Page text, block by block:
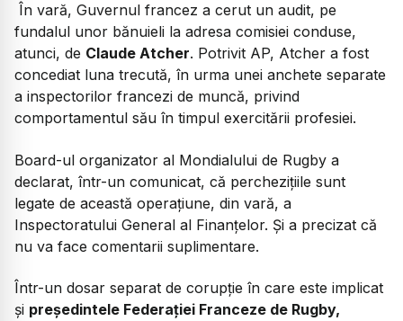
În vară, Guvernul francez a cerut un audit, pe
fundalul unor bănuieli la adresa comisiei conduse,
atunci, de Claude Atcher. Potrivit AP, Atcher a fost
concediat luna trecută, în urma unei anchete separate
a inspectorilor francezi de muncă, privind
comportamentul său în timpul exercitării profesiei.
Board-ul organizator al Mondialului de Rugby a
declarat, într-un comunicat, că perchezițiile sunt
legate de această operațiune, din vară, a
Inspectoratului General al Finanțelor. Și a precizat că
nu va face comentarii suplimentare.
Într-un dosar separat de corupție în care este implicat
și președintele Federației Franceze de Rugby,